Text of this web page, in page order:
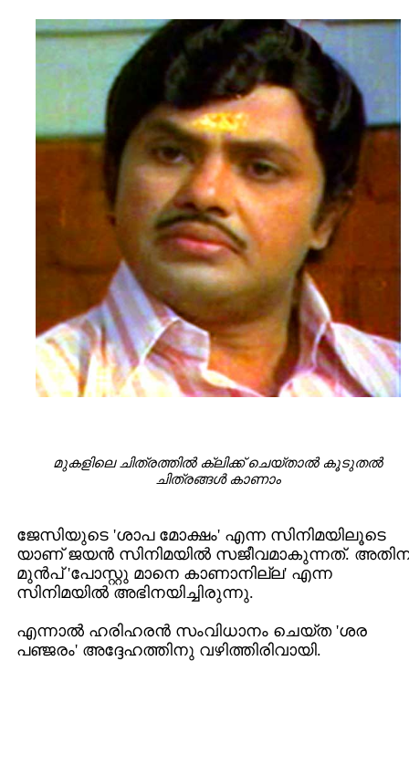
മുകളിലെ ചിത്രത്തില്‍ ക്ലിക്ക് ചെയ്താല്‍ കൂടുതല്‍
ചിത്രങ്ങള്‍ കാണാം
ജേസിയുടെ 'ശാപ മോക്ഷം' എന്ന സിനിമയിലൂടെ
യാണ് ജയന്‍ സിനിമയില്‍ സജീവമാകുന്നത്.
മുന്‍പ് 'പോസ്റ്റു മാനെ കാണാനില്ല' എന്ന
സിനിമയില്‍ അഭിനയിച്ചിരുന്നു.
എന്നാല്‍ ഹരിഹരന്‍ സംവിധാനം ചെയ്ത 'ശര
പഞ്ജരം' അദ്ദേഹത്തിനു വഴിത്തിരിവായി.